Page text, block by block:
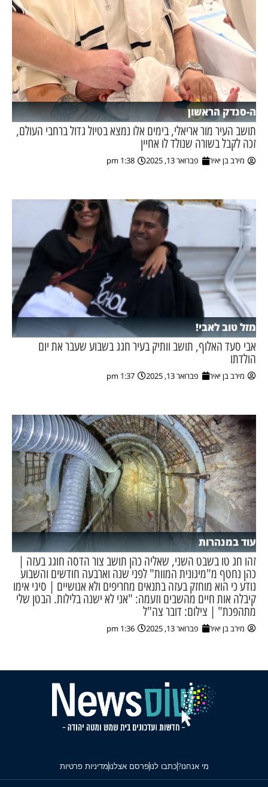
ה-סנדק הראשון
תושב העיר מור אריאלי, בימים אלו נמצא בטיול גדול ברחבי העולם,
זכה לקבל בשורה שנולד לו אחיין
מירב בן יאיר פברואר 13, 2025 1:38 pm
מזל טוב לאבי!
אבי סעד האלוף, תושב וותיק בעיר חגג בשבוע שעבר את יום
הולדתו
מירב בן יאיר פברואר 13, 2025 1:37 pm
עוד במנהרות
זהו חג טו בשבט השני, שאליה כהן תושב צור הדסה חוגג בעזה |
כהן נחטף מ"מיגונית המוות" לפני שנה וארבעה חודשים והשבוע
נודע כי הוא מוחזק בעזה בתנאים מחריפים ולא אנושיים | סיגי אימו
קיבלה אות חיים מהשבים וזעמה: "אני לא ישנה בלילות. הבטן שלי
מתהפכת" | צילום: דובר צה"ל
מירב בן יאיר פברואר 13, 2025 1:36 pm
מי אנחנו?כתבו לנופרסם אצלנומדיניות פרטיות